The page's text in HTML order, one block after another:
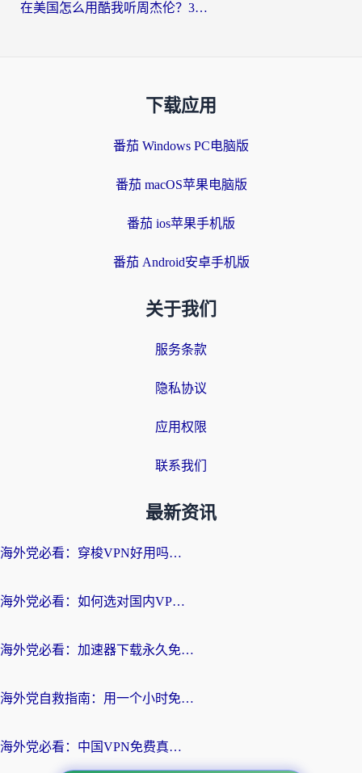
在美国怎么用酷我听周杰伦？3步搞定海外听歌难题
下载应用
番茄 Windows PC电脑版
番茄 macOS苹果电脑版
番茄 ios苹果手机版
番茄 Android安卓手机版
关于我们
服务条款
隐私协议
应用权限
联系我们
最新资讯
海外党必看：穿梭VPN好用吗？和云帆VPN对比哪个回国效果更好？附真实测评+避坑指南
海外党必看：如何选对国内VPN，实现无缝访问国内资源？
海外党必看：加速器下载永久免费版真的存在吗？教你无缝访问国内资源的正确姿势
海外党自救指南：用一个小时免费加速器，轻松打破国内资源访问壁垒？
海外党必看：中国VPN免费真的靠谱吗？手把手教你选对回国加速器